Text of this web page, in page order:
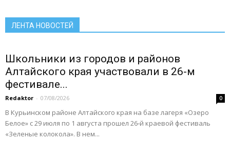
ЛЕНТА НОВОСТЕЙ
Школьники из городов и районов
Алтайского края участвовали в 26-м
фестивале...
Redaktor - 07/08/2026 0
В Курьинском районе Алтайского края на базе лагеря «Озеро
Белое» с 29 июля по 1 августа прошел 26‑й краевой фестиваль
«Зеленые колокола». В нем...